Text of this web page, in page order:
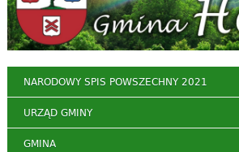
NARODOWY SPIS POWSZECHNY 2021
URZĄD GMINY
GMINA